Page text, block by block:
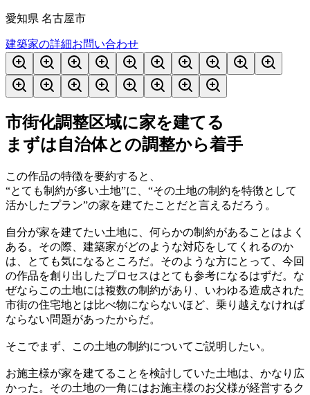
愛知県 名古屋市
建築家の詳細お問い合わせ
市街化調整区域に家を建てる
まずは自治体との調整から着手
この作品の特徴を要約すると、
“とても制約が多い土地”に、“その土地の制約を特徴として
活かしたプラン”の家を建てたことだと言えるだろう。
自分が家を建てたい土地に、何らかの制約があることはよく
ある。その際、建築家がどのような対応をしてくれるのか
は、とても気になるところだ。そのような方にとって、今回
の作品を創り出したプロセスはとても参考になるはずだ。な
ぜならこの土地には複数の制約があり、いわゆる造成された
市街の住宅地とは比べ物にならないほど、乗り越えなければ
ならない問題があったからだ。
そこでまず、この土地の制約についてご説明したい。
お施主様が家を建てることを検討していた土地は、かなり広
かった。その土地の一角にはお施主様のお父様が経営するク